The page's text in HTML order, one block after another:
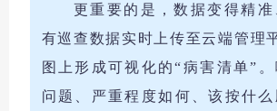
更重要的是，数据变得精
有巡查数据实时上传至云端管理
图上形成可视化的“病害清单”
问题、严重程度如何、该按什